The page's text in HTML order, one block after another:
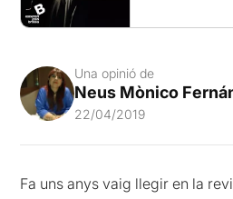
Una opinió de
Neus Mònico
22/04/2019
Fa uns anys vaig llegir en la